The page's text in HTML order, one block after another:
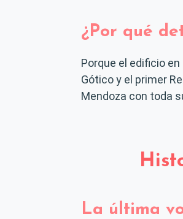
¿Por qué
Porque el edificio
Gótico y el primer
Mendoza con toda
La última